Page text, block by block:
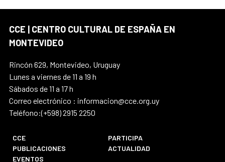
CCE | CENTRO CULTURAL DE ESPAÑA EN
MONTEVIDEO
Rincón 629, Montevideo, Uruguay
Lunes a viernes de 11 a 19 h
Sábados de 11 a 17 h
Correo electrónico : informacion@cce.org.uy
Teléfono:(+598) 2915 2250
CCE
PARTICIPA
PUBLICACIONES
ACTUALIDAD
EVENTOS